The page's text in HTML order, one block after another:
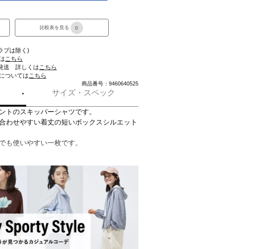
比較表を見る 0
ブは除く)
こちら
送 詳しくはこちら
ついてはこちら
商品番号：9460640525
サイズ・スペック
のスキッパーシャツです。
わせやすい着丈の短いボックスシルエット
も使いやすい一枚です。
ステル40％、リブ：綿59％ ポリエステル